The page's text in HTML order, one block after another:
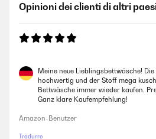
Opinioni dei clienti di altri
Meine neue Lieblingsbettwäsche!
hochwertig und der Stoff mega
Bettwäsche immer wieder kaufen.
Ganz klare Kaufempfehlung!
Amazon-Benutzer
Tradurre